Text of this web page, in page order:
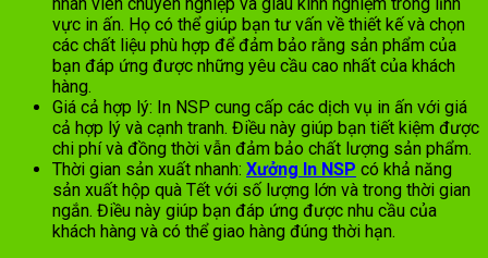
nhân viên chuyên nghiệp và giàu kinh nghiệm trong lĩnh
vực in ấn. Họ có thể giúp bạn tư vấn về thiết kế và chọn
các chất liệu phù hợp để đảm bảo rằng sản phẩm của
bạn đáp ứng được những yêu cầu cao nhất của khách
hàng.
Giá cả hợp lý: In NSP cung cấp các dịch vụ in ấn với giá
cả hợp lý và cạnh tranh. Điều này giúp bạn tiết kiệm được
chi phí và đồng thời vẫn đảm bảo chất lượng sản phẩm.
Thời gian sản xuất nhanh: Xưởng In NSP có khả năng
sản xuất hộp quà Tết với số lượng lớn và trong thời gian
ngắn. Điều này giúp bạn đáp ứng được nhu cầu của
khách hàng và có thể giao hàng đúng thời hạn.